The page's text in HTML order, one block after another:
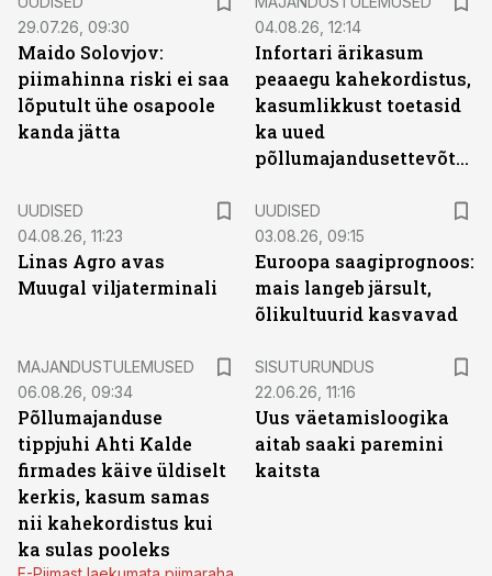
29.07.26, 09:30
Maido Solovjov:
piimahinna riski ei saa
lõputult ühe osapoole
kanda jätta
04.08.26, 12:14
Infortari ärikasum
peaaegu kahekordistus,
kasumlikkust toetasid
ka uued
põllumajandusettevõtted
UUDISED
04.08.26, 11:23
Linas Agro avas
Muugal viljaterminali
UUDISED
03.08.26, 09:15
Euroopa saagiprognoos:
mais langeb järsult,
õlikultuurid kasvavad
MAJANDUSTULEMUSED
06.08.26, 09:34
Põllumajanduse
tippjuhi Ahti Kalde
firmades käive üldiselt
kerkis, kasum samas
nii kahekordistus kui
ka sulas pooleks
SISUTURUNDUS
22.06.26, 11:16
Uus väetamisloogika
aitab saaki paremini
kaitsta